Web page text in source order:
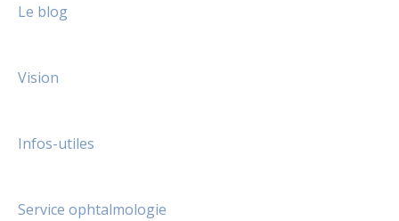
Le blog
Vision
Infos-utiles
Service ophtalmologie